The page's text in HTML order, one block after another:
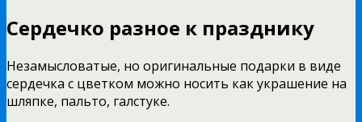
Сердечко разное к празднику
Незамысловатые, но оригинальные подарки в виде
сердечка с цветком можно носить как украшение на
шляпке, пальто, галстуке.